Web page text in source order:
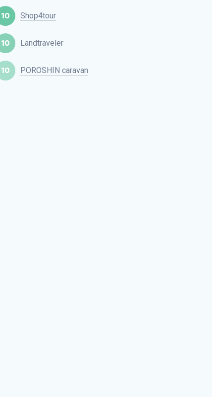
10 Shop4tour
10 Landtraveler
10 POROSHIN caravan